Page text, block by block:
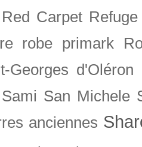
Red Carpet Refuge
robe primark
Georges d'Oléron
Sami San Michele
anciennes